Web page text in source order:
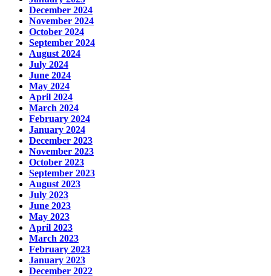
December 2024
November 2024
October 2024
September 2024
August 2024
July 2024
June 2024
May 2024
April 2024
March 2024
February 2024
January 2024
December 2023
November 2023
October 2023
September 2023
August 2023
July 2023
June 2023
May 2023
April 2023
March 2023
February 2023
January 2023
December 2022